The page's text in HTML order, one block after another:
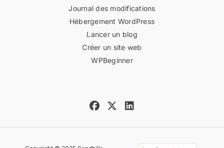
Journal des modifications
Hébergement WordPress
Lancer un blog
Créer un site web
WPBeginner